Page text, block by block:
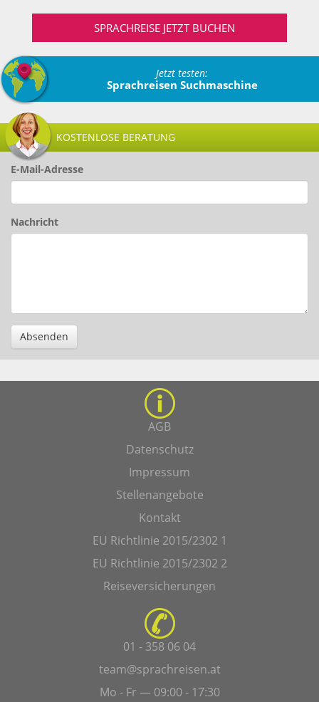
SPRACHREISE JETZT BUCHEN
Jetzt testen:
Sprachreisen Suchmaschine
KOSTENLOSE BERATUNG
E-Mail-Adresse
Nachricht
Absenden
AGB
Datenschutz
Impressum
Stellenangebote
Kontakt
EU Richtlinie 2015/2302 1
EU Richtlinie 2015/2302 2
Reiseversicherungen
01 - 358 06 04
team@sprachreisen.at
Mo - Fr — 09:00 - 17:30